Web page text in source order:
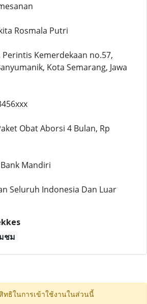
Rosmala Putri
Perintis Kemerdekaan no.57,
Kota Semarang, Jawa
Obat Aborsi 4 Bulan, Rp
Mandiri
Seluruh Indonesia Dan Luar
ชม
ธิในการเข้าใช้งานในส่วนนี้